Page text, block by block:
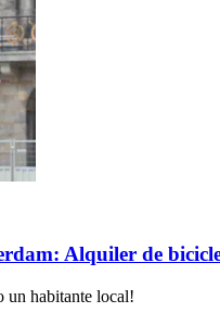
Alquiler de
un habitante local!